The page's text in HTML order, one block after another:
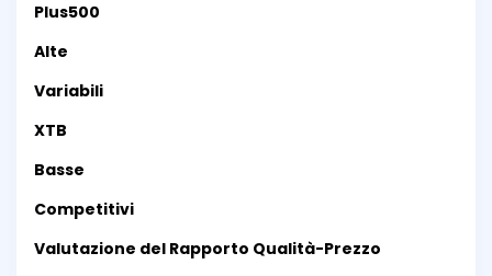
Plus500
Alte
Variabili
XTB
Basse
Competitivi
Valutazione del Rapporto Qualità-Prezzo